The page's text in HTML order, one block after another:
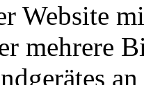
Website
mehrere